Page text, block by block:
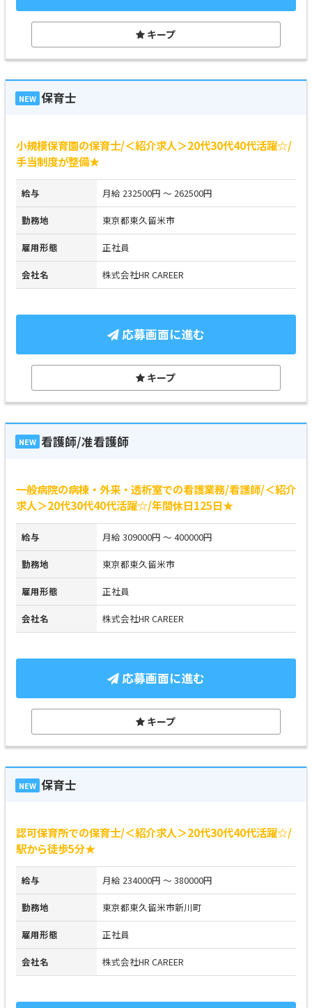
キープ
NEW 保育士
小規模保育園の保育士/＜紹介求人＞20代30代40代活躍☆/
手当制度が整備★
給与 月給 232500円 ～ 262500円
勤務地 東京都東久留米市
雇用形態 正社員
会社名 株式会社HR CAREER
応募画面に進む
キープ
NEW 看護師/准看護師
一般病院の病棟・外来・透析室での看護業務/看護師/＜紹介
求人＞20代30代40代活躍☆/年間休日125日★
給与 月給 309000円 ～ 400000円
勤務地 東京都東久留米市
雇用形態 正社員
会社名 株式会社HR CAREER
応募画面に進む
キープ
NEW 保育士
認可保育所での保育士/＜紹介求人＞20代30代40代活躍☆/
駅から徒歩5分★
給与 月給 234000円 ～ 380000円
勤務地 東京都東久留米市新川町
雇用形態 正社員
会社名 株式会社HR CAREER